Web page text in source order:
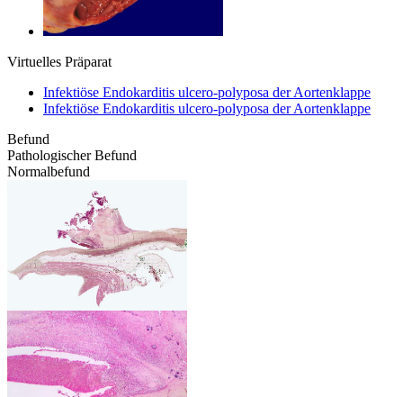
Virtuelles Präparat
Infektiöse Endokarditis ulcero-polyposa der Aortenklappe
Infektiöse Endokarditis ulcero-polyposa der Aortenklappe
Befund
Pathologischer Befund
Normalbefund